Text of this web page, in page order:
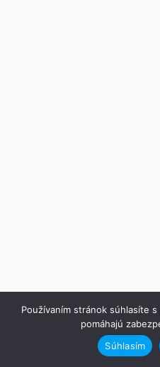
Používaním stránok súhlasíte
pomáhajú
Súhlasím